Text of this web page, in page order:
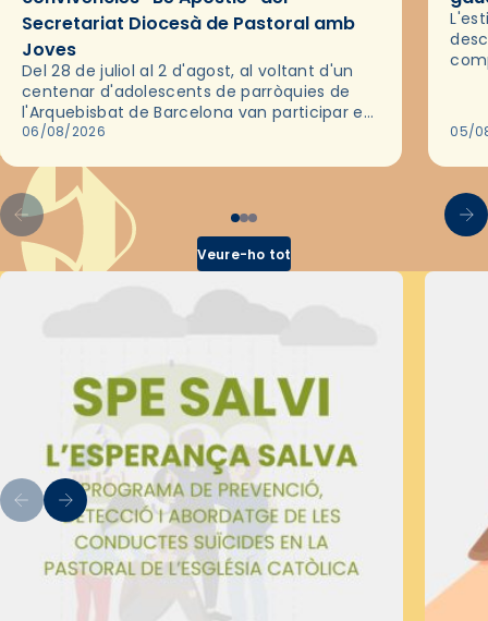
Secretariat Diocesà de Pastoral amb
Joves
Del 28 de juliol al 2 d'agost, al voltant d'un
centenar d'adolescents de parròquies de
l'Arquebisbat de Barcelona van participar en
les convivències Be Apostle, organitzades
06/08/2026 05/
Veure-ho tot